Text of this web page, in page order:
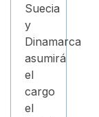
Suecia
y
Dinamarca
asumirá
el
cargo
el